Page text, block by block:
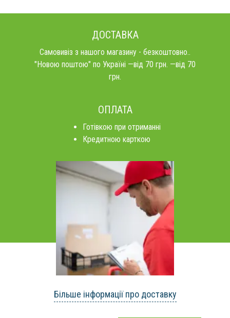
ДОСТАВКА
Самовивіз з нашого магазину - безкоштовно..
"Новою поштою" по Україні —від 70 грн. —від 70
грн.
ОПЛАТА
Готівкою при отриманні
Кредитною карткою
Більше інформації про доставку